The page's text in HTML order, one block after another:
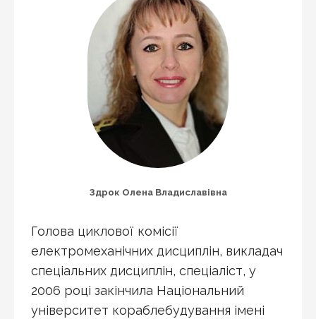
Здрок Олена Владиславівна
Голова циклової комісії
електромеханічних дисциплін, викладач
спеціальних дисциплін, спеціаліст, у
2006 році закінчила Національний
університет кораблебудування імені